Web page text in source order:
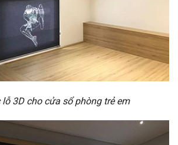
lỗ 3D cho cửa sổ phòng trẻ em